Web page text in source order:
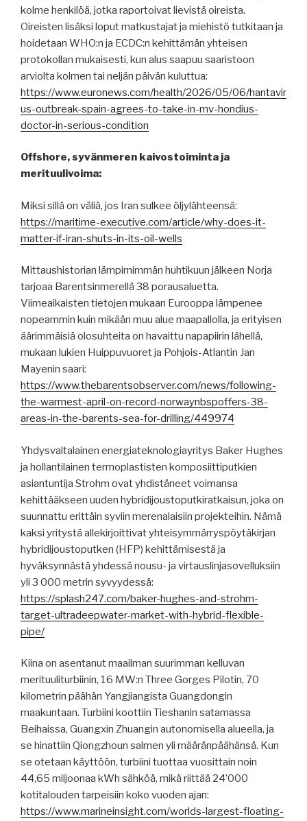
kolme henkilöä, jotka raportoivat lievistä oireista.
Oireisten lisäksi loput matkustajat ja miehistö tutkitaan ja
hoidetaan WHO:n ja ECDC:n kehittämän yhteisen
protokollan mukaisesti, kun alus saapuu saaristoon
arviolta kolmen tai neljän päivän kuluttua:
https://www.euronews.com/health/2026/05/06/hantavir
us-outbreak-spain-agrees-to-take-in-mv-hondius-
doctor-in-serious-condition
Offshore, syvänmeren kaivostoiminta ja
merituulivoima:
Miksi sillä on väliä, jos Iran sulkee öljylähteensä:
https://maritime-executive.com/article/why-does-it-
matter-if-iran-shuts-in-its-oil-wells
Mittaushistorian lämpimimmän huhtikuun jälkeen Norja
tarjoaa Barentsinmerellä 38 porausaluetta.
Viimeaikaisten tietojen mukaan Eurooppa lämpenee
nopeammin kuin mikään muu alue maapallolla, ja erityisen
äärimmäisiä olosuhteita on havaittu napapiirin lähellä,
mukaan lukien Huippuvuoret ja Pohjois-Atlantin Jan
Mayenin saari:
https://www.thebarentsobserver.com/news/following-
the-warmest-april-on-record-norwaynbspoffers-38-
areas-in-the-barents-sea-for-drilling/449974
Yhdysvaltalainen energiateknologiayritys Baker Hughes
ja hollantilainen termoplastisten komposiittiputkien
asiantuntija Strohm ovat yhdistäneet voimansa
kehittääkseen uuden hybridijoustoputkiratkaisun, joka on
suunnattu erittäin syviin merenalaisiin projekteihin. Nämä
kaksi yritystä allekirjoittivat yhteisymmärryspöytäkirjan
hybridijoustoputken (HFP) kehittämisestä ja
hyväksynnästä yhdessä nousu- ja virtauslinjasovelluksiin
yli 3 000 metrin syvyydessä:
https://splash247.com/baker-hughes-and-strohm-
target-ultradeepwater-market-with-hybrid-flexible-
pipe/
Kiina on asentanut maailman suurimman kelluvan
merituuliturbiinin, 16 MW:n Three Gorges Pilotin, 70
kilometrin päähän Yangjiangista Guangdongin
maakuntaan. Turbiini koottiin Tieshanin satamassa
Beihaissa, Guangxin Zhuangin autonomisella alueella, ja
se hinattiin Qiongzhoun salmen yli määränpäähänsä. Kun
se otetaan käyttöön, turbiini tuottaa vuosittain noin
44,65 miljoonaa kWh sähköä, mikä riittää 24’000
kotitalouden tarpeisiin koko vuoden ajan:
https://www.marineinsight.com/worlds-largest-floating-